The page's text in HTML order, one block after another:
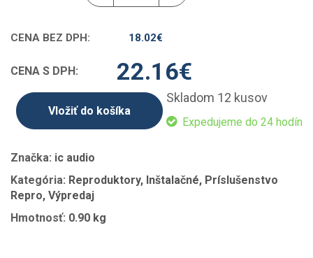
CENA BEZ DPH: 18.02€
CENA S DPH: 22.16€
Skladom 12 kusov
Expedujeme do 24 hodín
Vložiť do košíka
Značka: ic audio
Kategória: Reproduktory, Inštalačné, Príslušenstvo
Repro, Výpredaj
Hmotnosť: 0.90 kg